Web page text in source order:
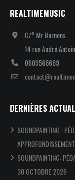
REALTIMEMUSIC
C/° Mr Bornens
14 rue André
0609566669
DERNIÈRES
SOUNDPAINTING :
SOUNDPAINTING:
30 OCTOBRE 2026